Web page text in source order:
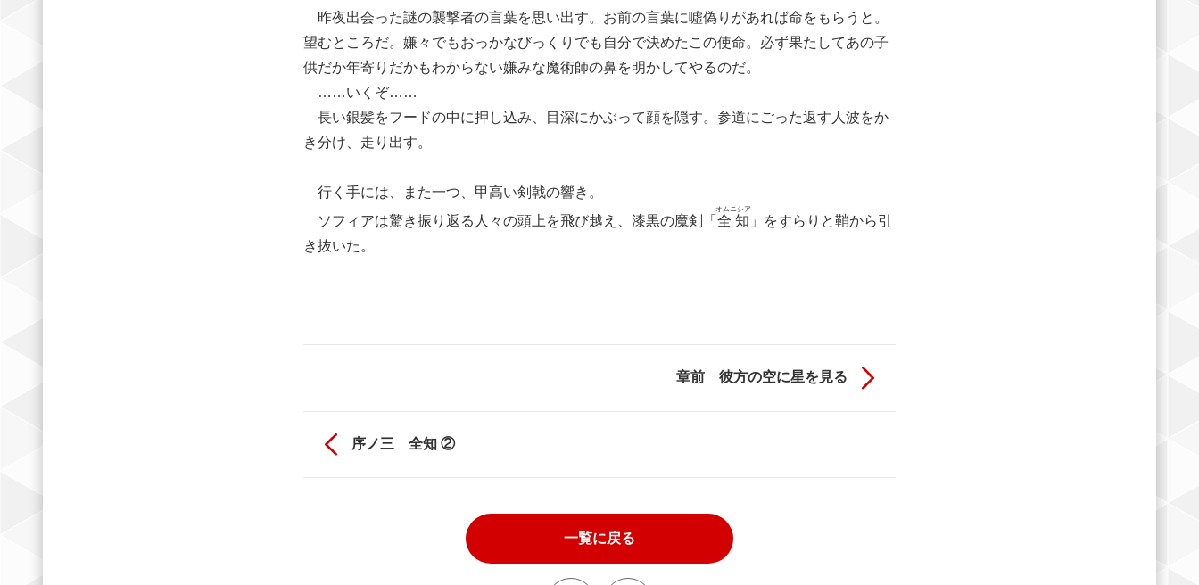
昨夜出会った謎の襲撃者の言葉を思い出す。お前の言葉に噓偽りがあれば命をもらうと。
望むところだ。嫌々でもおっかなびっくりでも自分で決めたこの使命。必ず果たしてあの子
供だか年寄りだかもわからない嫌みな魔術師の鼻を明かしてやるのだ。
……いくぞ……
長い銀髪をフードの中に押し込み、目深にかぶって顔を隠す。参道にごった返す人波をか
き分け、走り出す。
行く手には、また一つ、甲高い剣戟の響き。
ソフィアは驚き振り返る人々の頭上を飛び越え、漆黒の魔剣「 全知
オムニシア
」をすらりと鞘から引
き抜いた。
章前 彼方の空に星を見る
序ノ三 全知 ②
一覧に戻る